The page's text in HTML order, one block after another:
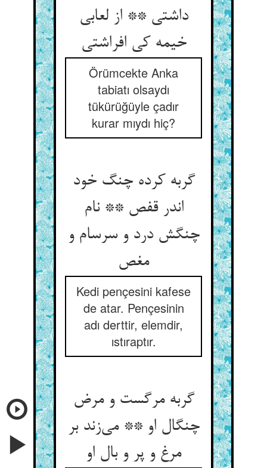
داشتی ** از لعابی
خیمه کی افراشتی
Örümcekte Anka
tabiatı olsaydı
tükürüğüyle çadır
kurar mıydı hiç?
گربه کرده چنگ خود
اندر قفص ** نام
چنگش درد و سرسام و
مغص
Kedi pençesini kafese
de atar. Pençesinin
adı derttir, elemdir,
ıstıraptır.
گربه مرگست و مرض
چنگال او ** می‌زند بر
مرغ و پر و بال او